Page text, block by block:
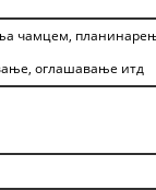
чамцем,
оглашавање итд